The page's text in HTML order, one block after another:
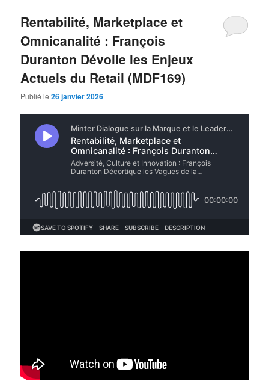
Rentabilité, Marketplace et
Omnicanalité : François
Duranton Dévoile les Enjeux
Actuels du Retail (MDF169)
Publié le26 janvier 2026